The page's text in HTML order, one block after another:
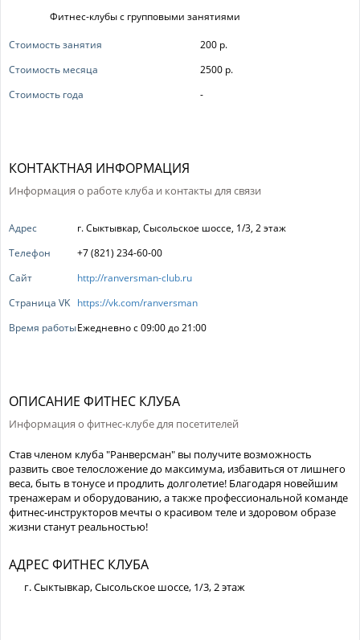
Фитнес-клубы с групповыми занятиями
Стоимость занятия
200 р.
Стоимость месяца
2500 р.
Стоимость года
-
КОНТАКТНАЯ ИНФОРМАЦИЯ
Информация о работе клуба и контакты для связи
Адрес
г. Сыктывкар, Сысольское шоссе, 1/3, 2 этаж
Телефон
+7 (821) 234-60-00
Сайт
http://ranversman-club.ru
Страница VK https://vk.com/ranversman
Время работыЕжедневно с 09:00 до 21:00
ОПИСАНИЕ ФИТНЕС КЛУБА
Информация о фитнес-клубе для посетителей
Став членом клуба "Ранверсман" вы получите возможность
развить свое телосложение до максимума, избавиться от лишнего
веса, быть в тонусе и продлить долголетие! Благодаря новейшим
тренажерам и оборудованию, а также профессиональной команде
фитнес-инструкторов мечты о красивом теле и здоровом образе
жизни станут реальностью!
АДРЕС ФИТНЕС КЛУБА
г. Сыктывкар, Сысольское шоссе, 1/3, 2 этаж